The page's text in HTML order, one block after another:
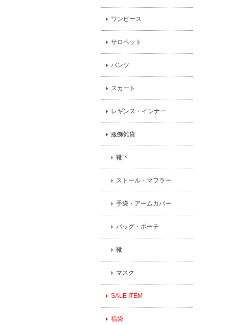
ワンピース
サロペット
パンツ
スカート
レギンス・インナー
服飾雑貨
靴下
ストール・マフラー
手袋・アームカバー
バッグ・ポーチ
靴
マスク
SALE ITEM
福袋